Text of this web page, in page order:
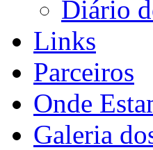
Diário
Links
Parceiros
Onde
Galeria